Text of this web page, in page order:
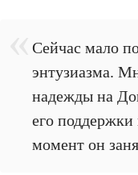
Сейчас мало
энтузиазма.
надежды на
его
момент он